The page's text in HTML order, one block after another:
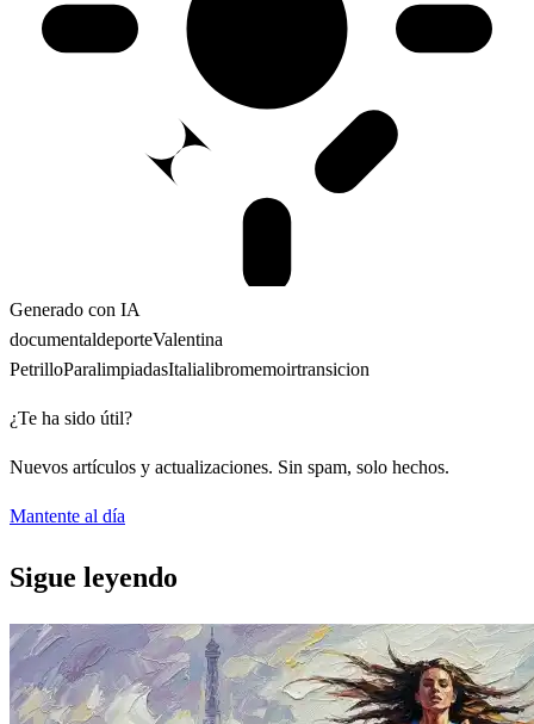
Generado con IA
documentaldeporteValentina
PetrilloParalimpiadasItalialibromemoirtransicion
¿Te ha sido útil?
Nuevos artículos y actualizaciones. Sin spam, solo hechos.
Mantente al día
Sigue leyendo